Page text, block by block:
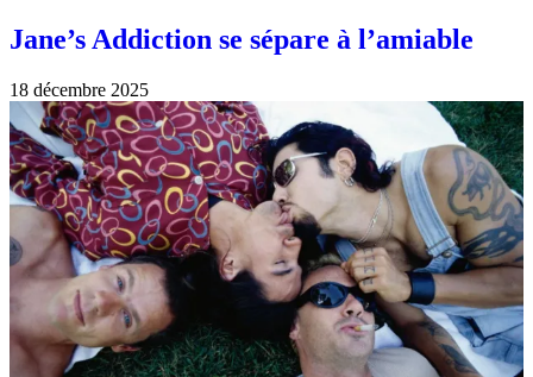
Jane’s Addiction se sépare à l’amiable
18 décembre 2025